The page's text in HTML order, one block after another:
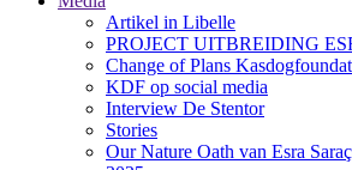
Artikel in Libelle
PROJECT UITBREIDING
Change of Plans
KDF op social media
Interview De Stentor
Stories
Our Nature Oath van Esra